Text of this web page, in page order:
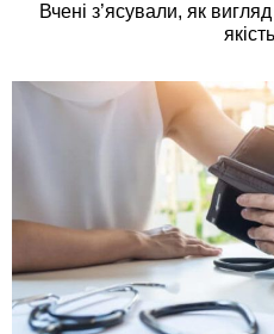
Вчені з’ясували, як